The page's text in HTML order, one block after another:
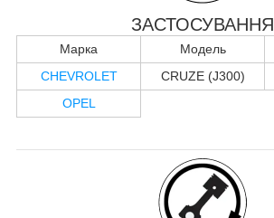
ЗАСТОСУВАННЯ
Марка Модель
CHEVROLET
CRUZE (J300)
OPEL